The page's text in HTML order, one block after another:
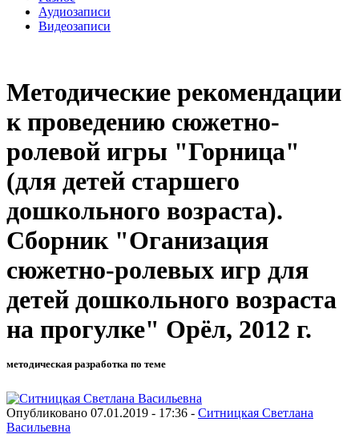
Аудиозаписи
Видеозаписи
Методические рекомендации
к проведению сюжетно-
ролевой игры "Горница"
(для детей старшего
дошкольного возраста).
Сборник "Оганизация
сюжетно-ролевых игр для
детей дошкольного возраста
на прогулке" Орёл, 2012 г.
методическая разработка по теме
Опубликовано 07.01.2019 - 17:36 - Ситницкая Светлана
Васильевна